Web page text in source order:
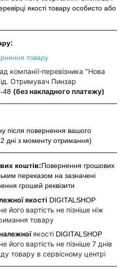
якості товару особисто або
товару
компанії-перевізника "Нова
Отримувач Пинзар
48 (без накладного платежу)
після повернення вашого
дні з моменту отримання)
коштів:Повернення грошових
переказом на зазначені
грошей реквізити
якості DIGITALSHOP
його вартість не пізніше ніж
товару
якості DIGITALSHOP
його вартість не пізніше 7 днів
товару в сервісному центрі